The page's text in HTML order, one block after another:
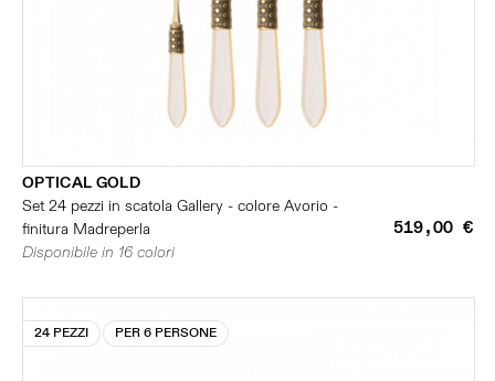
OPTICAL GOLD
Set 24 pezzi in scatola Gallery - colore Avorio -
finitura Madreperla
519,00 €
Disponibile in 16 colori
24 PEZZI PER 6 PERSONE